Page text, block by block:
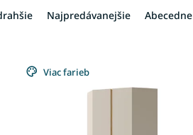
Najpredávanejšie Abecedne
Viac farieb